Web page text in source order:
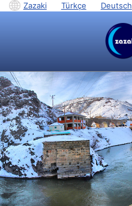
Zazaki Türkçe Deutsch